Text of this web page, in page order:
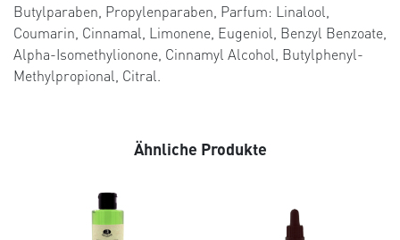
Butylparaben, Propylenparaben, Parfum: Linalool,
Coumarin, Cinnamal, Limonene, Eugeniol, Benzyl Benzoate,
Alpha-Isomethylionone, Cinnamyl Alcohol, Butylphenyl-
Methylpropional, Citral.
Ähnliche Produkte